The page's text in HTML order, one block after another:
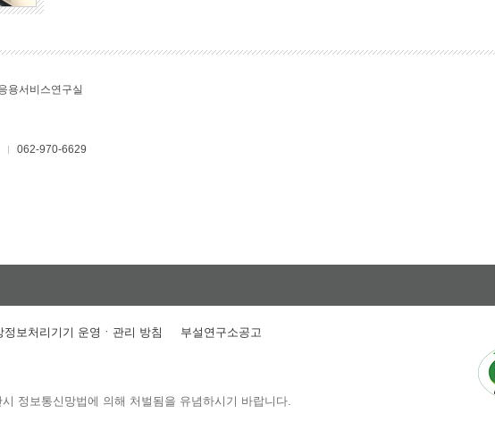
용서비스연구실
062-970-6629
정보처리기기 운영ㆍ관리 방침 부설연구소공고
정보통신망법에 의해 처벌됨을 유념하시기 바랍니다.